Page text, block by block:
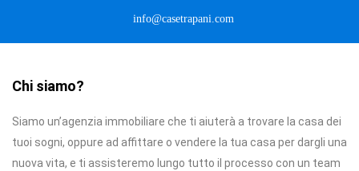
info@casetrapani.com
Chi siamo?
Siamo un’agenzia immobiliare che ti aiuterà a trovare la casa dei
tuoi sogni, oppure ad affittare o vendere la tua casa per dargli una
nuova vita, e ti assisteremo lungo tutto il processo con un team